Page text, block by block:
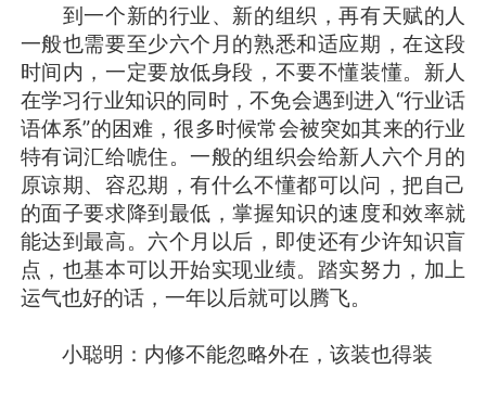
到一个新的行业、新的组织，再有天赋的人
一般也需要至少六个月的熟悉和适应期，在这段
时间内，一定要放低身段，不要不懂装懂。新人
在学习行业知识的同时，不免会遇到进入“行业话
语体系”的困难，很多时候常会被突如其来的行业
特有词汇给唬住。一般的组织会给新人六个月的
原谅期、容忍期，有什么不懂都可以问，把自己
的面子要求降到最低，掌握知识的速度和效率就
能达到最高。六个月以后，即使还有少许知识盲
点，也基本可以开始实现业绩。踏实努力，加上
运气也好的话，一年以后就可以腾飞。
小聪明：内修不能忽略外在，该装也得装